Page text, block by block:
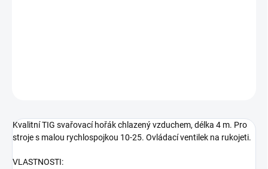
Kvalitní TIG svařovací hořák chlazený vzduchem, délka 4 m. Pro
stroje s malou rychlospojkou 10-25. Ovládací ventilek na rukojeti.
VLASTNOSTI: